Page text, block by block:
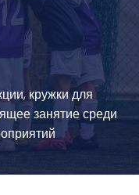
кружки для
занятие среди